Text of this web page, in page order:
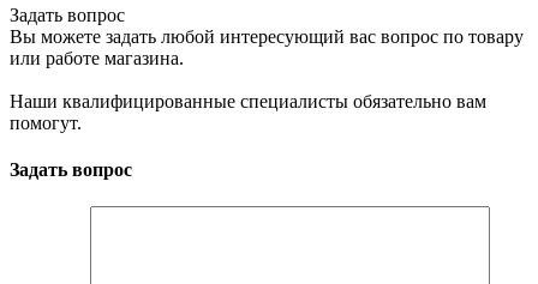
Задать вопрос
Вы можете задать любой интересующий вас вопрос по товару
или работе магазина.
Наши квалифицированные специалисты обязательно вам
помогут.
Задать вопрос